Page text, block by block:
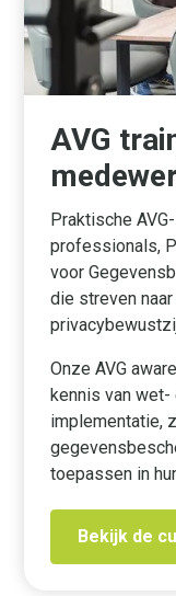
AVG
Praktische
professionals,
voor
die streven
Onze AVG
kennis van
implementatie,
toepassen in
Bekijk de